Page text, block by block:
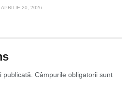
APRILIE 20, 2026
publicată. Câmpurile obligatorii sunt